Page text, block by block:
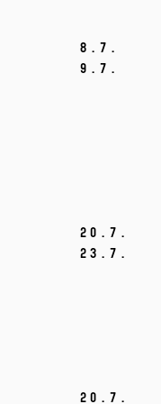
8. 7.
9. 7.
20. 7.
23. 7.
20. 7.